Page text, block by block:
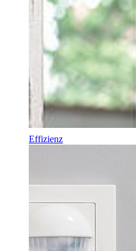
Effizienz